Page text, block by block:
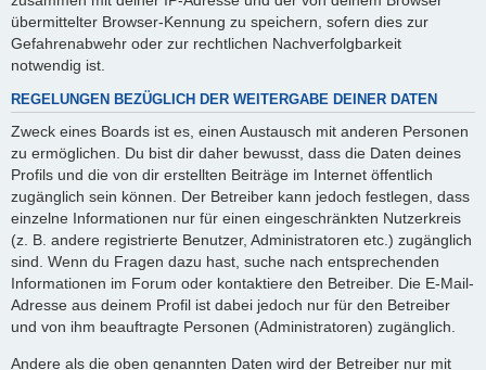
übermittelter Browser-Kennung zu speichern, sofern dies zur
Gefahrenabwehr oder zur rechtlichen Nachverfolgbarkeit
notwendig ist.
REGELUNGEN BEZÜGLICH DER WEITERGABE DEINER DATEN
Zweck eines Boards ist es, einen Austausch mit anderen Personen
zu ermöglichen. Du bist dir daher bewusst, dass die Daten deines
Profils und die von dir erstellten Beiträge im Internet öffentlich
zugänglich sein können. Der Betreiber kann jedoch festlegen, dass
einzelne Informationen nur für einen eingeschränkten Nutzerkreis
(z. B. andere registrierte Benutzer, Administratoren etc.) zugänglich
sind. Wenn du Fragen dazu hast, suche nach entsprechenden
Informationen im Forum oder kontaktiere den Betreiber. Die E-Mail-
Adresse aus deinem Profil ist dabei jedoch nur für den Betreiber
und von ihm beauftragte Personen (Administratoren) zugänglich.
Andere als die oben genannten Daten wird der Betreiber nur mit